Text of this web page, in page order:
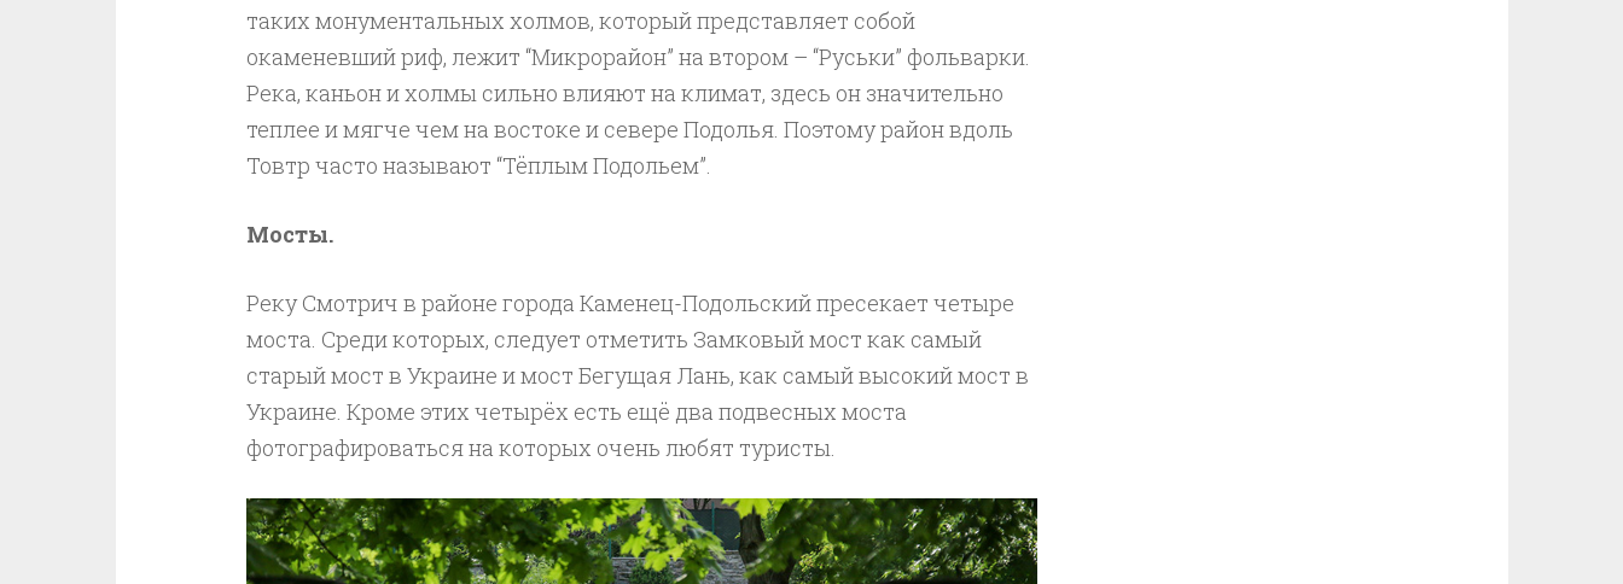
таких монументальных холмов, который представляет собой
окаменевший риф, лежит “Микрорайон” на втором – “Руськи” фольварки.
Река, каньон и холмы сильно влияют на климат, здесь он значительно
теплее и мягче чем на востоке и севере Подолья. Поэтому район вдоль
Товтр часто называют “Тёплым Подольем”.
Мосты.
Реку Смотрич в районе города Каменец-Подольский пресекает четыре
моста. Среди которых, следует отметить Замковый мост как самый
старый мост в Украине и мост Бегущая Лань, как самый высокий мост в
Украине. Кроме этих четырёх есть ещё два подвесных моста
фотографироваться на которых очень любят туристы.